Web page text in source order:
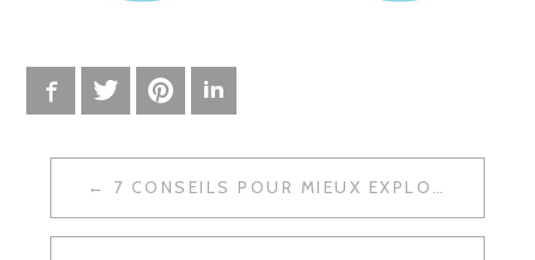
FacebookTwitter Pinterest
7 CONSEILS POUR MIEUX EXPLOITER LES MÉDIAS SOCIAUX